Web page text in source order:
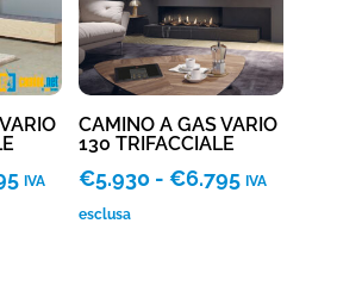
Fascia
IVA
CAMINO A GAS VARIO
130 TRIFACCIALE
€5.930 - €6.795Fascia
IVA
esclusa